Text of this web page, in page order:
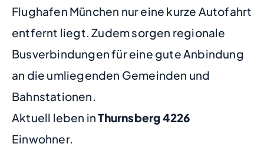
Flughafen München nur eine kurze Autofahrt
entfernt liegt. Zudem sorgen regionale
Busverbindungen für eine gute Anbindung
an die umliegenden Gemeinden und
Bahnstationen.
Aktuell leben inThurnsberg4226
Einwohner.